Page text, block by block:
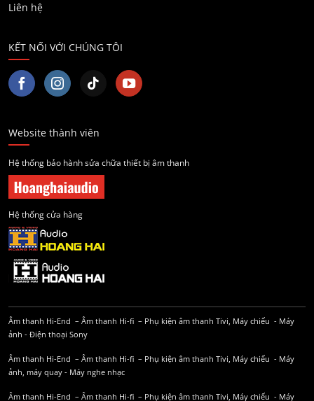
Liên hệ
KẾT NỐI VỚI CHÚNG TÔI
Website thành viên
Hệ thống bảo hành sửa chữa thiết bị âm thanh
Hệ thống cửa hàng
Âm thanh Hi-End – Âm thanh Hi-fi – Phụ kiện âm thanh Tivi, Máy chiếu - Máy
ảnh - Điện thoại Sony
Âm thanh Hi-End – Âm thanh Hi-fi – Phụ kiện âm thanh Tivi, Máy chiếu - Máy
ảnh, máy quay - Máy nghe nhạc
Âm thanh Hi-End – Âm thanh Hi-fi – Phụ kiện âm thanh Tivi, Máy chiếu - Máy